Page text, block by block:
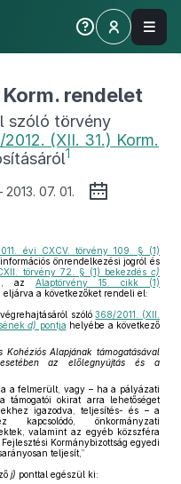
rendelet
szóló törvény
(XII. 31.) Korm.
1
07. 01.
évi CXCV. törvény 109. § (1)
önrendelkezési jogról és
törvény 72. § (1) bekezdésc)
az Alaptörvény 15. cikk (1)
eljárva a következőket rendeli el:
szóló368/2011. (XII.
d) pontja helyébe a következő
Kohéziós Alapjának támogatásával
esetében az előlegnyújtás és a
a felmerült, vagy – ha a pályázati
támogatói okirat arra lehetőséget
igazodva, teljesítés- és – a
kapcsolódó, önkormányzati
valamint az egyéb közszféra
Kormánybizottság egyedi
teljesít,”
j) ponttal egészül ki: